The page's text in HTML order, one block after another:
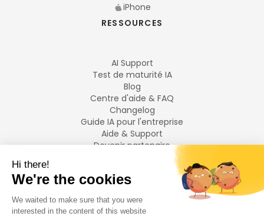
iPhone
RESSOURCES
AI Support
Test de maturité IA
Blog
Centre d'aide & FAQ
Changelog
Guide IA pour l'entreprise
Aide & Support
Devenir partenaire
LANGUES
Français